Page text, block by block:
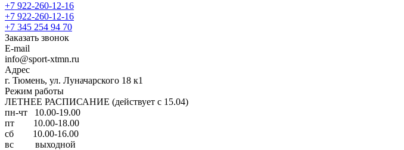
+7 922-260-12-16
+7 922-260-12-16
+7 345 254 94 70
Заказать звонок
E-mail
info@sport-xtmn.ru
Адрес
г. Тюмень, ул. Луначарского 18 к1
Режим работы
ЛЕТНЕЕ РАСПИСАНИЕ (действует с 15.04)
пн-чт 10.00-19.00
пт 10.00-18.00
сб 10.00-16.00
вс выходной